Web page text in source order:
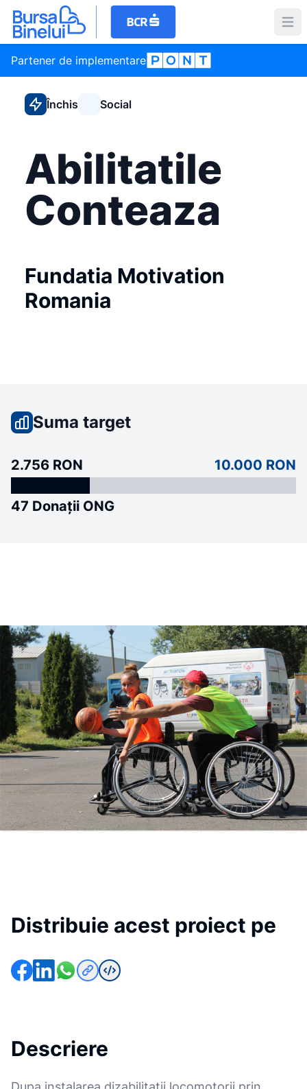
Partener de implementare
Închis Social
Abilitatile
Conteaza
Fundatia Motivation
Romania
Suma target
2.756 RON 10.000 RON
47 Donații ONG
Distribuie acest proiect pe
Descriere